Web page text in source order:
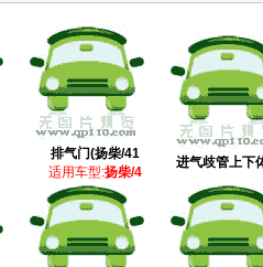
排气门(扬柴/41
适用车型:扬柴/4
进气歧管上下